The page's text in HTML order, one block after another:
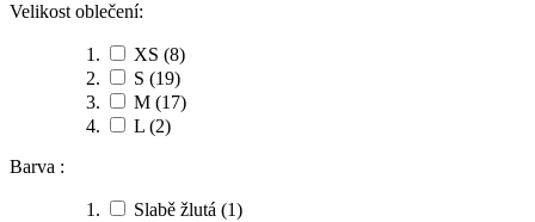
Velikost oblečení:
XS (8)
S (19)
M (17)
L (2)
Barva :
Slabě žlutá (1)